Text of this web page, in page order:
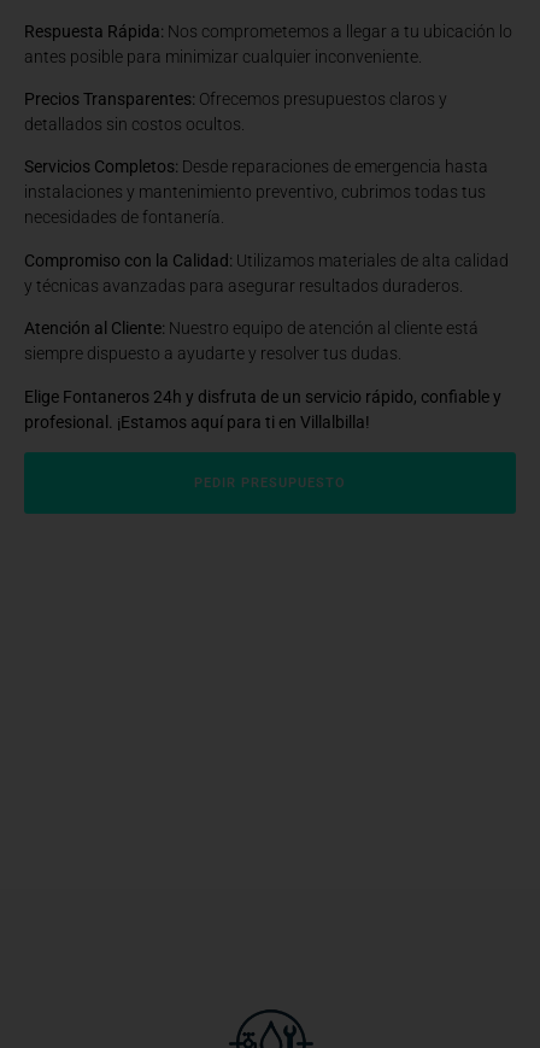
Respuesta Rápida: Nos comprometemos a llegar a tu ubicación lo
antes posible para minimizar cualquier inconveniente.
Precios Transparentes: Ofrecemos presupuestos claros y
detallados sin costos ocultos.
Servicios Completos: Desde reparaciones de emergencia hasta
instalaciones y mantenimiento preventivo, cubrimos todas tus
necesidades de fontanería.
Compromiso con la Calidad: Utilizamos materiales de alta calidad
y técnicas avanzadas para asegurar resultados duraderos.
Atención al Cliente: Nuestro equipo de atención al cliente está
siempre dispuesto a ayudarte y resolver tus dudas.
Elige Fontaneros 24h y disfruta de un servicio rápido, confiable y
profesional. ¡Estamos aquí para ti en Villalbilla!
PEDIR PRESUPUESTO